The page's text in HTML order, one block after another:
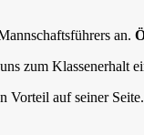
an.
zum Klassenerhalt
Vorteil auf seiner